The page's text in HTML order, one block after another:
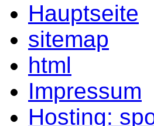
Hauptseite
sitemap
html
Impressum
Hosting: